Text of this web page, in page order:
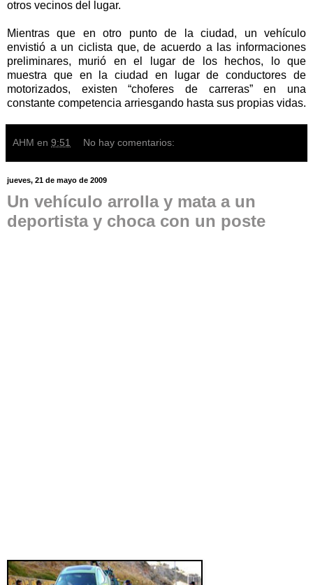
otros vecinos del lugar.
Mientras que en otro punto de la ciudad, un vehículo
envistió a un ciclista que, de acuerdo a las informaciones
preliminares, murió en el lugar de los hechos, lo que
muestra que en la ciudad en lugar de conductores de
motorizados, existen “choferes de carreras” en una
constante competencia arriesgando hasta sus propias vidas.
AHM en 9:51 No hay comentarios:
jueves, 21 de mayo de 2009
Un vehículo arrolla y mata a un
deportista y choca con un poste